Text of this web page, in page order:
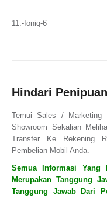
11.-Ioniq-6
Hindari Penipuan
Temui Sales / Marketing
Showroom Sekalian
Transfer Ke Rekening
Pembelian Mobil Anda.
Semua Informasi Yang
Merupakan Tanggung
Tanggung Jawab Dari